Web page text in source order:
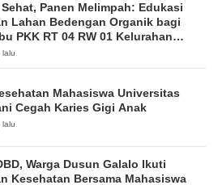
Panen Melimpah: Edukasi
Lahan Bedengan Organik bagi
PKK RT 04 RW 01 Kelurahan
Mahasiswa Universitas
Cegah Karies Gigi Anak
Warga Dusun Galalo Ikuti
Kesehatan Bersama Mahasiswa